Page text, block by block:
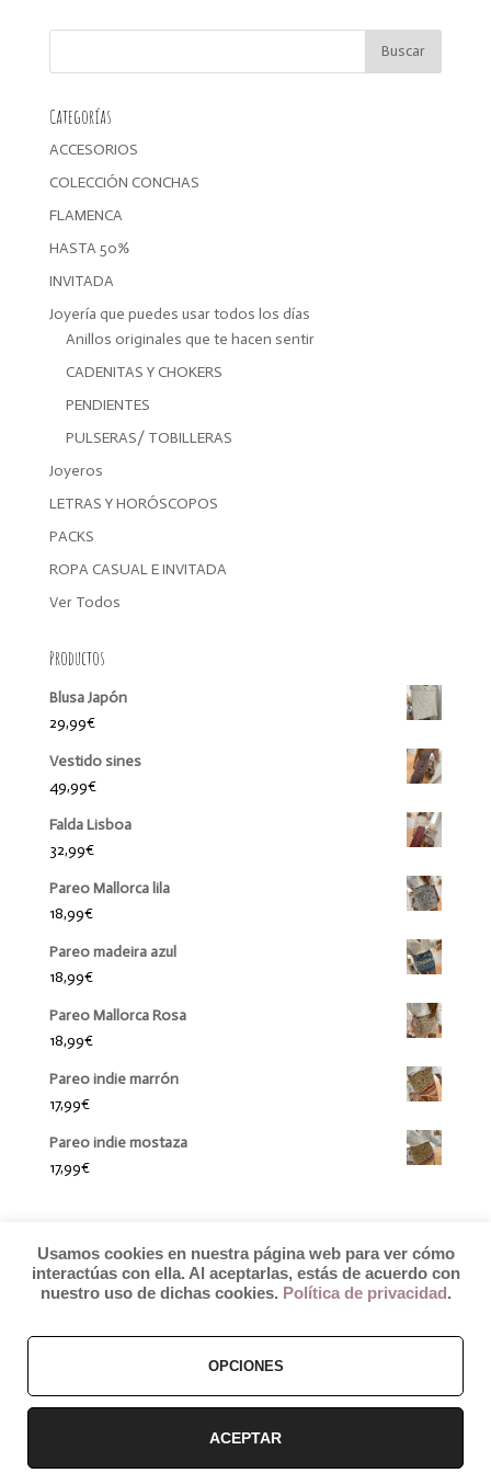
era:
es:
Categorías
ACCESORIOS
COLECCIÓN CONCHAS
FLAMENCA
HASTA 50%
INVITADA
Joyería que puedes usar todos los días
Anillos originales que te hacen sentir
CADENITAS Y CHOKERS
PENDIENTES
PULSERAS/ TOBILLERAS
Joyeros
LETRAS Y HORÓSCOPOS
PACKS
ROPA CASUAL E INVITADA
Ver Todos
Productos
Blusa Japón
29,99€
Vestido sines
49,99€
Falda Lisboa
32,99€
Pareo Mallorca lila
18,99€
Pareo madeira azul
18,99€
Pareo Mallorca Rosa
18,99€
Pareo indie marrón
17,99€
Pareo indie mostaza
17,99€
© 2019 by Débora Colette
Términos y Condiciones–Pagos y Envíos–Cambios y Devoluciones
Usamos cookies en nuestra página web para ver cómo
interactúas con ella. Al aceptarlas, estás de acuerdo con
nuestro uso de dichas cookies. Política de privacidad .
OPCIONES
ACEPTAR